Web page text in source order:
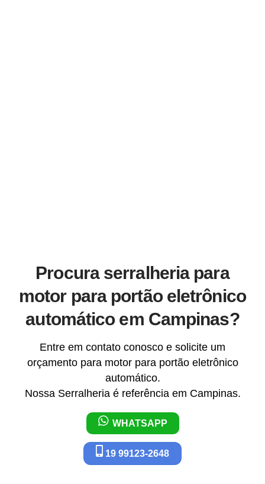
Procura serralheria para
motor para portão eletrônico
automático em Campinas?
Entre em contato conosco e solicite um
orçamento para motor para portão eletrônico
automático.
Nossa Serralheria é referência em Campinas.
WHATSAPP
19 99123-2648